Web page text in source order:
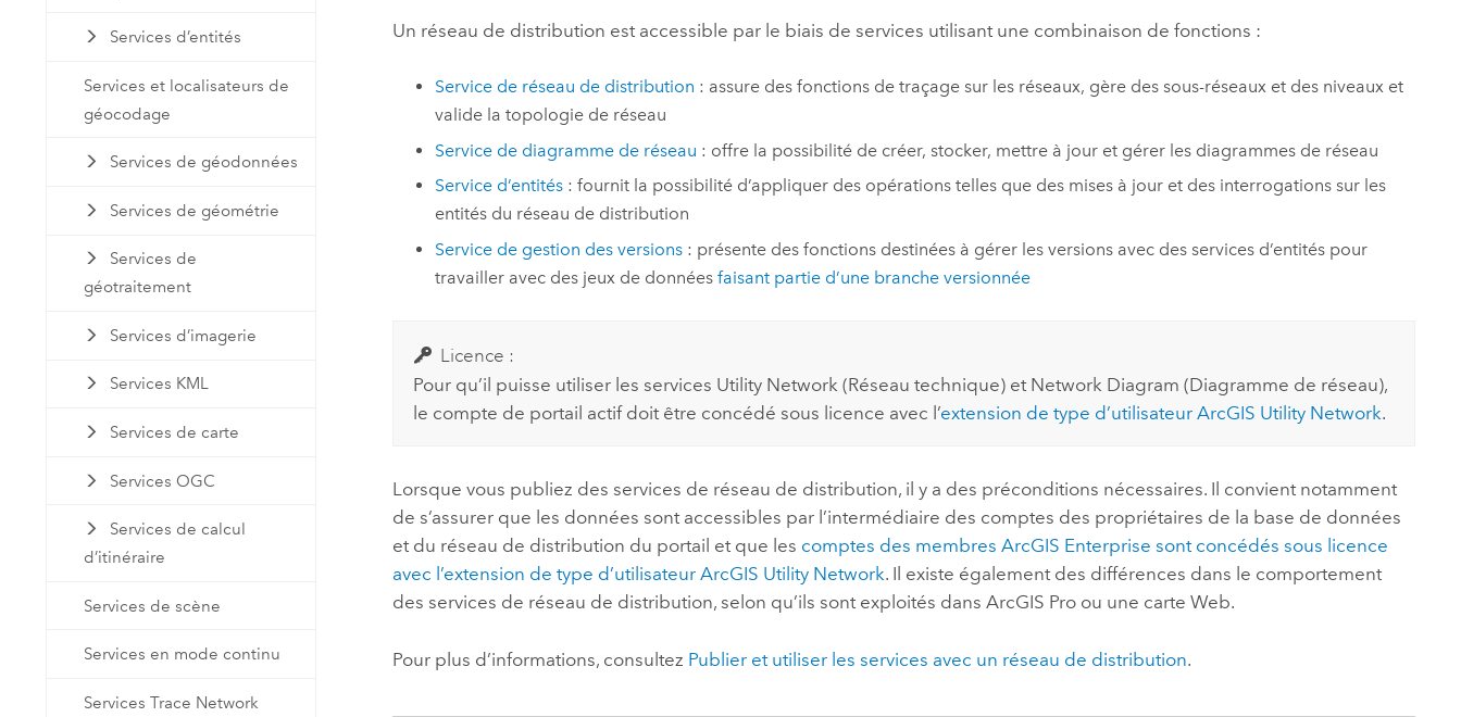
Services d’entités
Services et localisateurs de
géocodage
Services de géodonnées
Services de géométrie
Services de
géotraitement
Services d’imagerie
Services KML
Services de carte
Services OGC
Services de calcul
d’itinéraire
Services de scène
Services en mode continu
Services Trace Network
Un réseau de distribution est accessible par le biais de services utilisant une combinaison de fonctions :
Service de réseau de distribution : assure des fonctions de traçage sur les réseaux, gère des sous-réseaux et des niveaux et
valide la topologie de réseau
Service de diagramme de réseau : offre la possibilité de créer, stocker, mettre à jour et gérer les diagrammes de réseau
Service d’entités: fournit la possibilité d’appliquer des opérations telles que des mises à jour et des interrogations sur les
entités du réseau de distribution
Service de gestion des versions: présente des fonctions destinées à gérer les versions avec des services d’entités pour
travailler avec des jeux de données faisant partie d’une branche versionnée
Licence :
Pour qu’il puisse utiliser les services Utility Network (Réseau technique) et Network Diagram (Diagramme de réseau),
le compte de portail actif doit être concédé sous licence avec l’extension de type d’utilisateur ArcGIS Utility Network.
Lorsque vous publiez des services de réseau de distribution, il y a des préconditions nécessaires. Il convient notamment
de s’assurer que les données sont accessibles par l’intermédiaire des comptes des propriétaires de la base de données
et du réseau de distribution du portail et que les comptes des membresArcGIS Enterprise sont concédés sous licence
avec l’extension de type d’utilisateurArcGIS Utility Network. Il existe également des différences dans le comportement
des services de réseau de distribution, selon qu’ils sont exploités dansArcGIS Pro ou une carte Web.
Pour plus d’informations, consultez Publier et utiliser les services avec un réseau de distribution.